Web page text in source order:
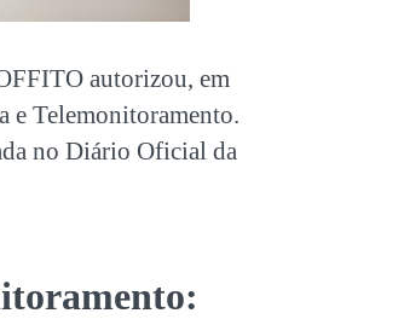
autorizou, em
e Telemonitoramento.
no Diário Oficial da